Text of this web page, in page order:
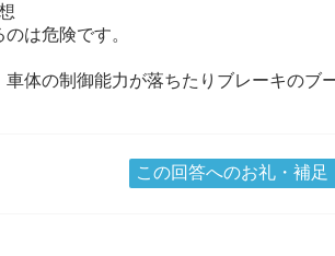
は危険です。
体の制御能力が落ちたりブレーキのブ
この回答へのお礼・補足